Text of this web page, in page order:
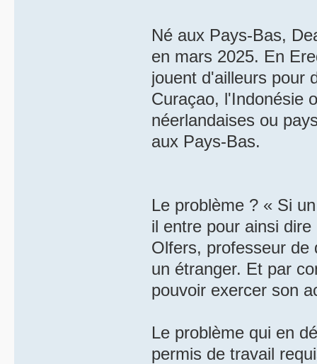
Né aux Pays-Bas,
en mars 2025. En
jouent d'ailleurs pour
Curaçao, l'Indonésie
néerlandaises ou
aux Pays-Bas.
Le problème ? « Si
il entre pour ainsi
Olfers, professeur de
un étranger. Et par
pouvoir exercer son
Le problème qui en
permis de travail